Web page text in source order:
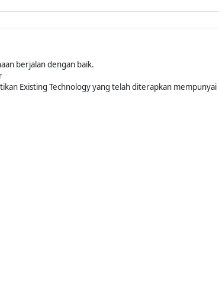
berjalan dengan baik.
Existing Technology yang telah diterapkan mempunyai